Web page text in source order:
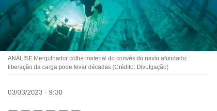
ANÁLISE Mergulhador colhe material do convés do navio afundado:
liberação da carga pode levar décadas (Crédito: Divulgação)
03/03/2023 - 9:30